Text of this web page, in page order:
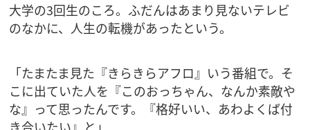
大学の3回生のころ。ふだんはあまり見ないテレビ
のなかに、人生の転機があったという。
「たまたま見た『きらきらアフロ』いう番組で。そ
こに出ていた人を『このおっちゃん、なんか素敵や
な』って思ったんです。『格好いい、あわよくば付